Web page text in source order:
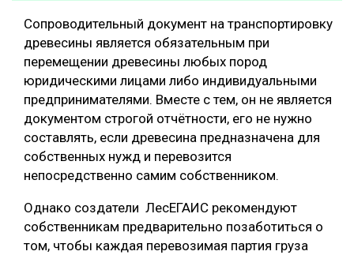
Сопроводительный документ на транспортировку
древесины является обязательным при
перемещении древесины любых пород
юридическими лицами либо индивидуальными
предпринимателями. Вместе с тем, он не является
документом строгой отчётности, его не нужно
составлять, если древесина предназначена для
собственных нужд и перевозится
непосредственно самим собственником.
Однако создатели ЛесЕГАИС рекомендуют
собственникам предварительно позаботиться о
том, чтобы каждая перевозимая партия груза